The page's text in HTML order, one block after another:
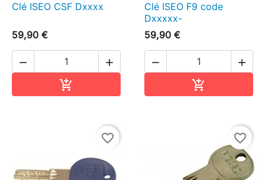
Clé ISEO CSF Dxxxx
59,90 €
 

Clé ISEO F9 code
Dxxxxx-
59,90 €
 

favorite_border favorite_border